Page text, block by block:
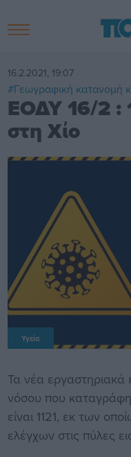
16.2.2021, 19:07
#Γεωγραφική κατανομή
ΕΟΔΥ 16/2 :
στη Χίο
Υγεία
Τα νέα εργαστηριακά
νόσου που
είναι 1121, εκ των
ελέγχων στις πύλες